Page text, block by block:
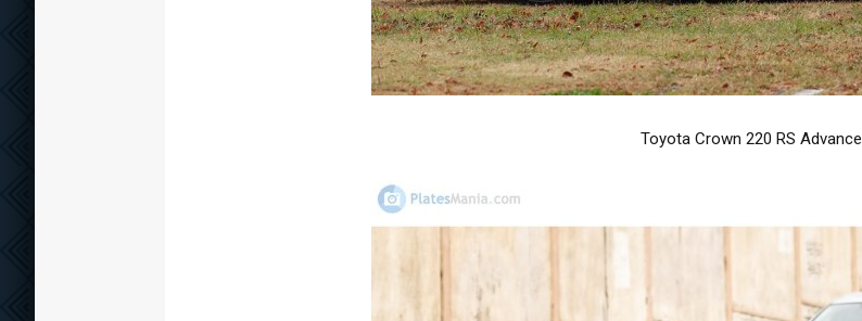
Toyota Crown 220 RS Advance